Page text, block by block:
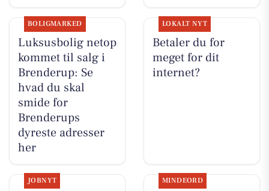
BOLIGMARKED
Luksusbolig netop
kommet til salg i
Brenderup: Se
hvad du skal
smide for
Brenderups
dyreste adresser
her
LOKALT NYT
Betaler du for
meget for dit
internet?
JOBNYT MINDEORD